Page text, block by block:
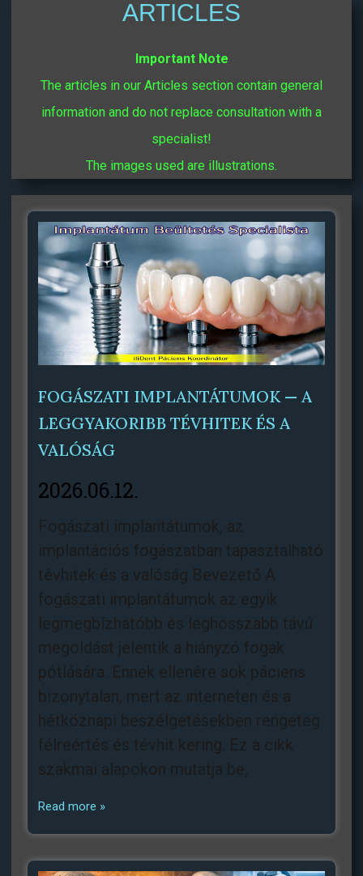
ARTICLES
Important Note
The articles in our Articles section contain general
information and do not replace consultation with a
specialist!
The images used are illustrations.
FOGÁSZATI IMPLANTÁTUMOK — A
LEGGYAKORIBB TÉVHITEK ÉS A
VALÓSÁG
2026.06.12.
Fogászati ​​implantátumok, az
implantációs fogászatban tapasztalható
tévhitek és a valóság Bevezető A
fogászati implantátumok az egyik
legmegbízhatóbb és leghosszabb távú
megoldást jelentik a hiányzó fogak
pótlására. Ennek ellenére sok páciens
bizonytalan, mert az interneten és a
hétköznapi beszélgetésekben rengeteg
félreértés és tévhit kering. Ez a cikk
szakmai alapokon mutatja be,
Read more »
Oldal OldalOldal OldalOldalOldal